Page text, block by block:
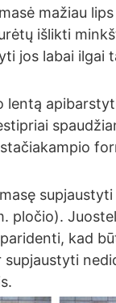
mažiau
išlikti
jos labai ilgai
lentą
pločio).
kad
supjaustyti